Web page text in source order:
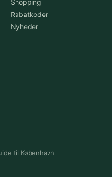
Shopping
Rabatkoder
Nyheder
til København